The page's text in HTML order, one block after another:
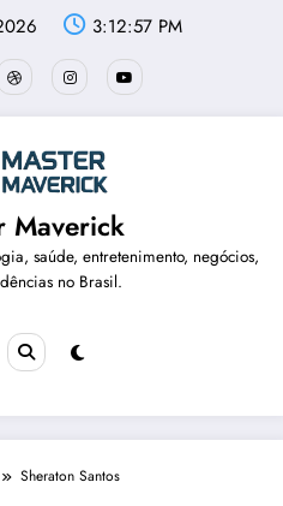
3:12:57 PM
Maverick
saúde, entretenimento, negócios,
no Brasil.
Sheraton Santos